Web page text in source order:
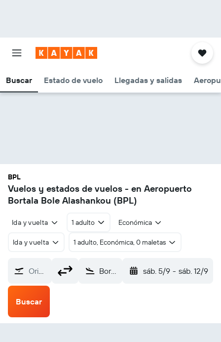
Buscar Estado de vuelo Llegadas y salidas
BPL
Vuelos y estados de vuelos - en Aeropuerto
Bortala Bole Alashankou (BPL)
Ida y vuelta 1 adulto Económica
Ida y vuelta 1 adulto, Económica, 0 maletas
Origen Bortala Bole Alashankou (BPL) sáb. 5/9 - sáb. 12/9
Buscar